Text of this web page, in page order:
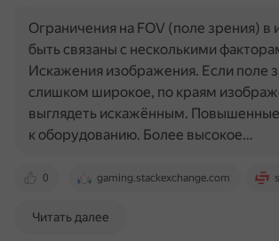
0 gaming.stackexchange.com
Ограничения на FOV (поле зрения) в
быть связаны с несколькими
Искажения изображения. Если поле
слишком широкое, по краям
выглядеть искажённым.
к оборудованию. Более высокое…
Читать далее